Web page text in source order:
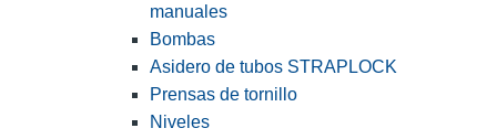
manuales
Bombas
Asidero de tubos STRAPLOCK
Prensas de tornillo
Niveles